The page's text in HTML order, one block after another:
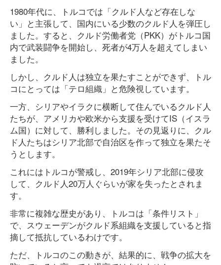
1980年代に、トルコでは「クルド人など存在しな
い」と主張して、国内にいる少数のクルド人を弾圧し
ました。すると、クルド労働者党（PKK）がトルコ国
内で武装闘争を開始し、死者が4万人を超えてしまい
ました。
しかし、クルド人は独立を果たすことができず、トル
コにとっては「テロ組織」と危険視しています。
一方、シリアやイラクに横断して住んでいるクルド人
たちが、アメリカや欧米から支援を受けてIS（イスラ
ム国）に対して、勝利しました。その見返りに、クル
ド人たちはシリア北部で自治区を作って独立を果たそ
うとします。
これにはトルコが警戒し、2019年シリア北部に侵攻
して、クルド人20万人ぐらいが家を失ったとされま
す。
非常に複雑な歴史があり、トルコは「条件リスト」
で、スウェーデンがクルド系組織を支援していると指
摘して抵抗しているわけです。
ただ、トルコのこの動きが、結果的に、戦争の拡大を